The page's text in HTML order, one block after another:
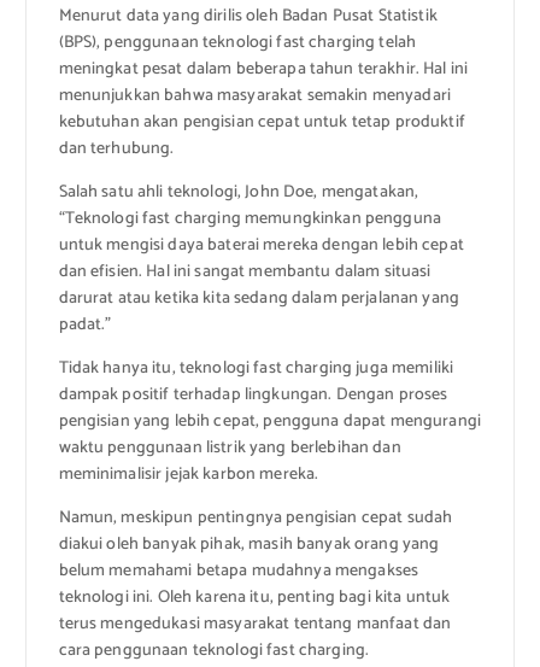
Menurut data yang dirilis oleh Badan Pusat Statistik
(BPS), penggunaan teknologi fast charging telah
meningkat pesat dalam beberapa tahun terakhir. Hal ini
menunjukkan bahwa masyarakat semakin menyadari
kebutuhan akan pengisian cepat untuk tetap produktif
dan terhubung.
Salah satu ahli teknologi, John Doe, mengatakan,
“Teknologi fast charging memungkinkan pengguna
untuk mengisi daya baterai mereka dengan lebih cepat
dan efisien. Hal ini sangat membantu dalam situasi
darurat atau ketika kita sedang dalam perjalanan yang
padat.”
Tidak hanya itu, teknologi fast charging juga memiliki
dampak positif terhadap lingkungan. Dengan proses
pengisian yang lebih cepat, pengguna dapat mengurangi
waktu penggunaan listrik yang berlebihan dan
meminimalisir jejak karbon mereka.
Namun, meskipun pentingnya pengisian cepat sudah
diakui oleh banyak pihak, masih banyak orang yang
belum memahami betapa mudahnya mengakses
teknologi ini. Oleh karena itu, penting bagi kita untuk
terus mengedukasi masyarakat tentang manfaat dan
cara penggunaan teknologi fast charging.